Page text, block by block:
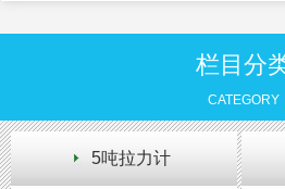
栏目分
CATEGORY
5吨拉力计